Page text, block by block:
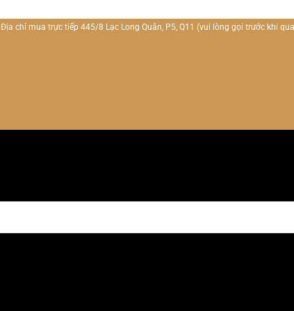
Địa chỉ mua trực tiếp 445/8 Lạc Long Quân, P5, Q11 (vui lòng gọi trước khi